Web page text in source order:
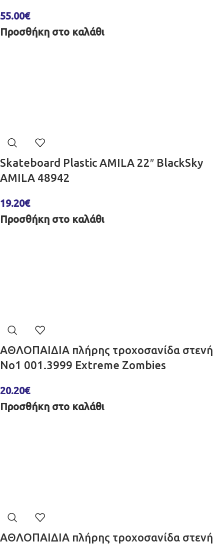
55.00€
Προσθήκη στο καλάθι
Skateboard Plastic AMILA 22″ BlackSky
AMILA 48942
19.20€
Προσθήκη στο καλάθι
ΑΘΛΟΠΑΙΔΙΑ πλήρης τροχοσανίδα στενή
No1 001.3999 Extreme Zombies
20.20€
Προσθήκη στο καλάθι
ΑΘΛΟΠΑΙΔΙΑ πλήρης τροχοσανίδα στενή